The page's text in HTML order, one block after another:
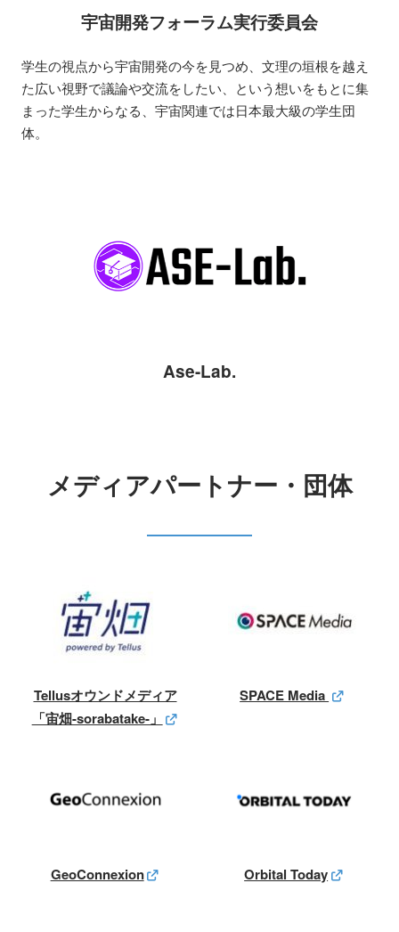
宇宙開発フォーラム実行委員会
学生の視点から宇宙開発の今を見つめ、文理の垣根を越え
た広い視野で議論や交流をしたい、という想いをもとに集
まった学生からなる、宇宙関連では日本最大級の学生団
体。
Ase-Lab.
メディアパートナー・団体
Tellusオウンドメディア
「宙畑-sorabatake-」
SPACE Media
GeoConnexion Orbital Today